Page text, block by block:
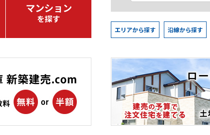
マンション
を探す
エリアから探す 沿線から探す